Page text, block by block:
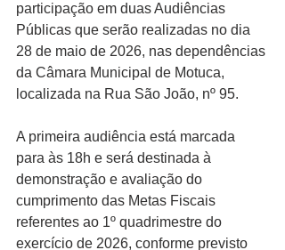
participação em duas Audiências
Públicas que serão realizadas no dia
28 de maio de 2026, nas dependências
da Câmara Municipal de Motuca,
localizada na Rua São João, nº 95.
A primeira audiência está marcada
para às 18h e será destinada à
demonstração e avaliação do
cumprimento das Metas Fiscais
referentes ao 1º quadrimestre do
exercício de 2026, conforme previsto